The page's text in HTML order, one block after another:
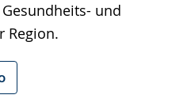
und
Region.